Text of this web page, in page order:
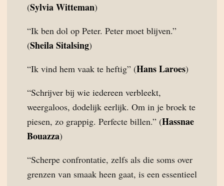
(Sylvia Witteman)
“Ik ben dol op Peter. Peter moet blijven.”
(Sheila Sitalsing)
“Ik vind hem vaak te heftig” (Hans Laroes)
“Schrijver bij wie iedereen verbleekt,
weergaloos, dodelijk eerlijk. Om in je broek te
piesen, zo grappig. Perfecte billen.” (Hassnae
Bouazza)
“Scherpe confrontatie, zelfs als die soms over
grenzen van smaak heen gaat, is een essentieel